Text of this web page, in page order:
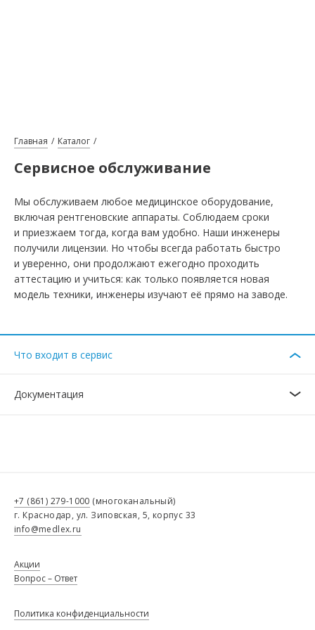
Главная Каталог
Сервисное обслуживание
Мы обслуживаем любое медицинское оборудование,
включая рентгеновские аппараты. Соблюдаем сроки
и приезжаем тогда, когда вам удобно. Наши инженеры
получили лицензии. Но чтобы всегда работать быстро
и уверенно, они продолжают ежегодно проходить
аттестацию и учиться: как только появляется новая
модель техники, инженеры изучают её прямо на заводе.
Что входит в сервис
Документация
+7 (861) 279-1000 (многоканальный)
г. Краснодар, ул. Зиповская, 5, корпус 33
info@medlex.ru
Акции
Вопрос – Ответ
Политика конфиденциальности